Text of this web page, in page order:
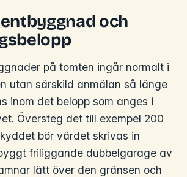
och
på tomten ingår normalt i
utan särskild anmälan så länge
inom det belopp som anges i
Översteg det till exempel 200
bör värdet skrivas in
friliggande dubbelgarage av
lätt över den gränsen och